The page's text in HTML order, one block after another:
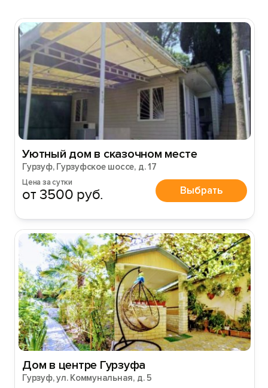
Уютный дом в сказочном месте
Гурзуф, Гурзуфское шоссе, д. 17
Цена за сутки
от 3500 руб. Выбрать
Дом в центре Гурзуфа
Гурзуф, ул. Коммунальная, д. 5
Вход на сайт
Войти илиЗарегистрироваться
Войти
Войти с помощью